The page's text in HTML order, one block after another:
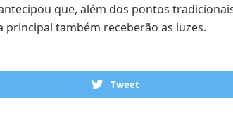
que, além dos pontos
principal também receberão as luzes.
Tweet